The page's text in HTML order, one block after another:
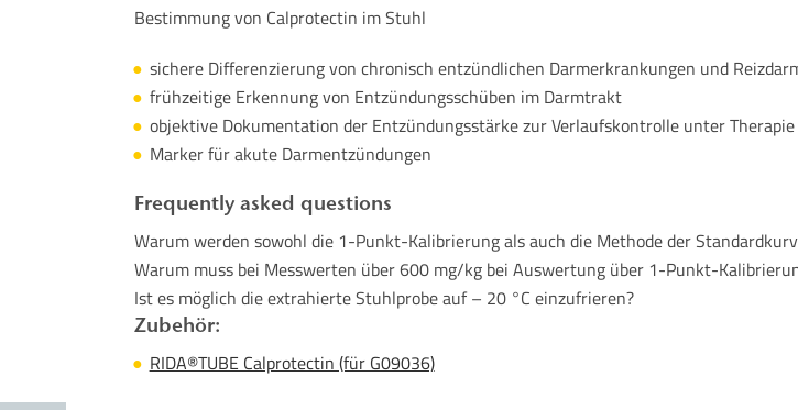
Bestimmung von Calprotectin im Stuhl
sichere Differenzierung von chronisch entzündlichen Darmerkrankungen und
frühzeitige Erkennung von Entzündungsschüben im Darmtrakt
objektive Dokumentation der Entzündungsstärke zur Verlaufskontrolle unter Therapie
Marker für akute Darmentzündungen
Frequently asked questions
Warum werden sowohl die 1-Punkt-Kalibrierung als auch die Methode der
Warum muss bei Messwerten über 600 mg/kg bei Auswertung über 1-Punkt-
Ist es möglich die extrahierte Stuhlprobe auf – 20 °C einzufrieren?
Zubehör:
RIDA®TUBE Calprotectin (für G09036)